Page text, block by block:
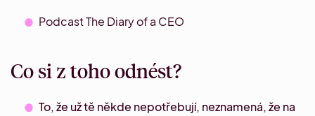
Podcast The Diary of a CEO
Co si z toho odnést?
To, že už tě někde nepotřebují, neznamená, že na